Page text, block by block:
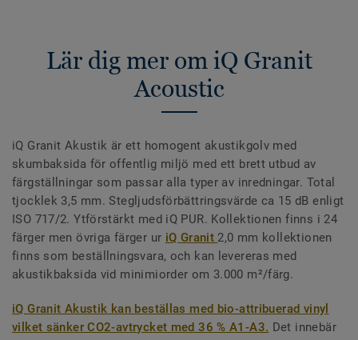
Lär dig mer om iQ Granit
Acoustic
iQ Granit Akustik är ett homogent akustikgolv med
skumbaksida för offentlig miljö med ett brett utbud av
färgställningar som passar alla typer av inredningar. Total
tjocklek 3,5 mm. Stegljudsförbättringsvärde ca 15 dB enligt
ISO 717/2. Ytförstärkt med iQ PUR. Kollektionen finns i 24
färger men övriga färger ur iQ Granit 2,0 mm kollektionen
finns som beställningsvara, och kan levereras med
akustikbaksida vid minimiorder om 3.000 m²/färg.
iQ Granit Akustik kan beställas med bio-attribuerad vinyl
vilket sänker CO2-avtrycket med 36 % A1-A3. Det innebär